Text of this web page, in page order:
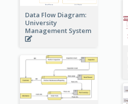
Data Flow Diagram:
University
Management System